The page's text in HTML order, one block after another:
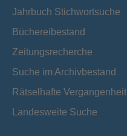
Jahrbuch Stichwortsuche
Büchereibestand
Zeitungsrecherche
Suche im Archivbestand
Rätselhafte Vergangenheit
Landesweite Suche